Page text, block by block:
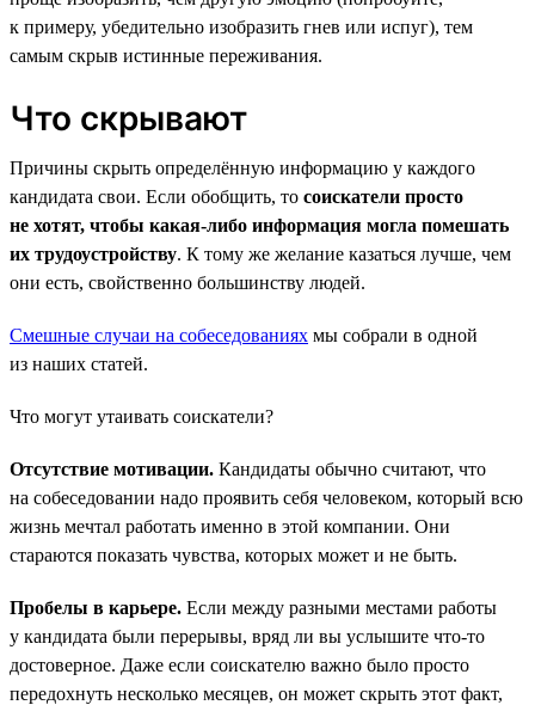
к примеру, убедительно изобразить гнев или испуг), тем
самым скрыв истинные переживания.
Что скрывают
Причины скрыть определённую информацию у каждого
кандидата свои. Если обобщить, то соискатели просто
не хотят, чтобы какая-либо информация могла помешать
их трудоустройству. К тому же желание казаться лучше, чем
они есть, свойственно большинству людей.
Смешные случаи на собеседованиях мы собрали в одной
из наших статей.
Что могут утаивать соискатели?
Отсутствие мотивации. Кандидаты обычно считают, что
на собеседовании надо проявить себя человеком, который всю
жизнь мечтал работать именно в этой компании. Они
стараются показать чувства, которых может и не быть.
Пробелы в карьере. Если между разными местами работы
у кандидата были перерывы, вряд ли вы услышите что-то
достоверное. Даже если соискателю важно было просто
передохнуть несколько месяцев, он может скрыть этот факт,